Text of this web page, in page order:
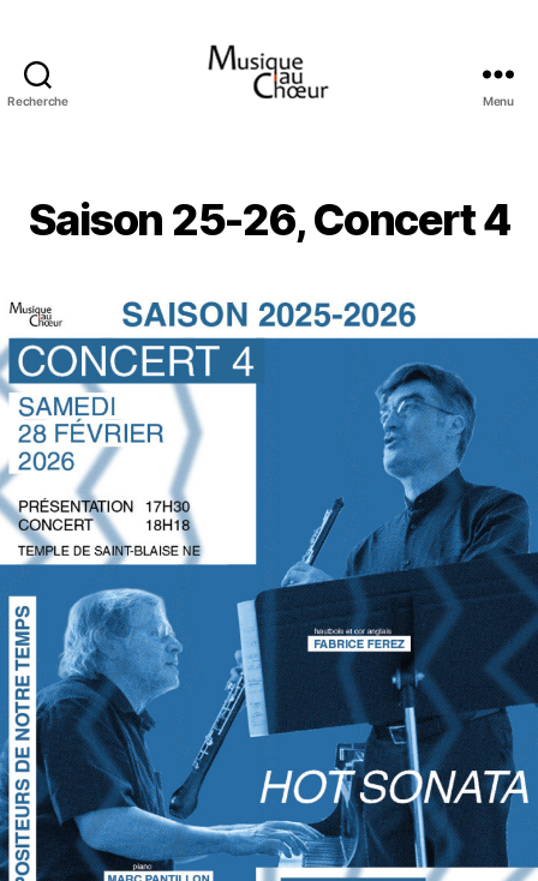
Recherche Menu
Saison 25-26, Concert 4